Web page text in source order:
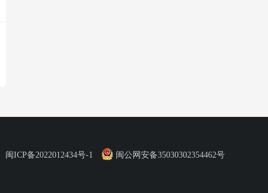
闽ICP备2022012434号-1 闽公网安备35030302354462号